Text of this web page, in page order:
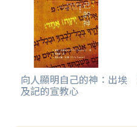
向人顯明自己的神：出埃
及記的宣教心